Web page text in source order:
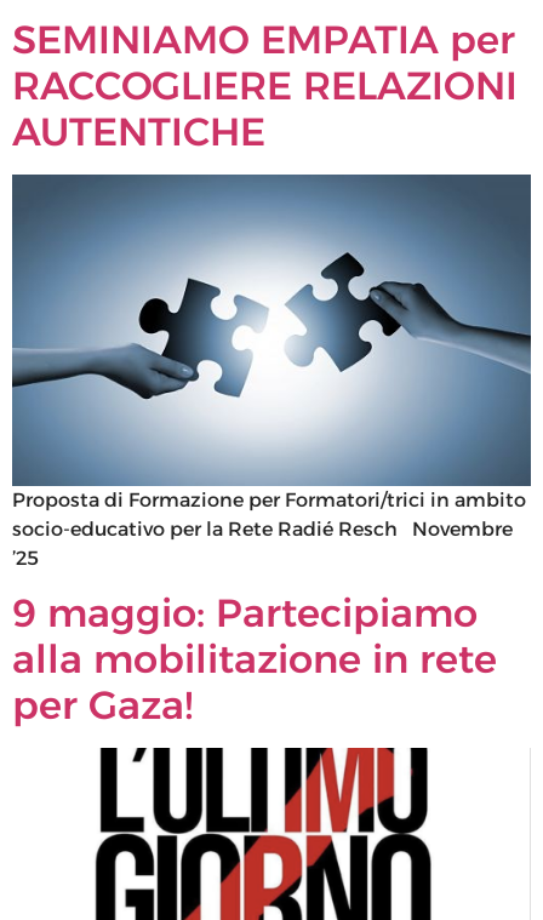
SEMINIAMO EMPATIA per
RACCOGLIERE RELAZIONI
AUTENTICHE
Proposta di Formazione per Formatori/trici in ambito
socio-educativo per la Rete Radié Resch Novembre
’25
9 maggio: Partecipiamo
alla mobilitazione in rete
per Gaza!